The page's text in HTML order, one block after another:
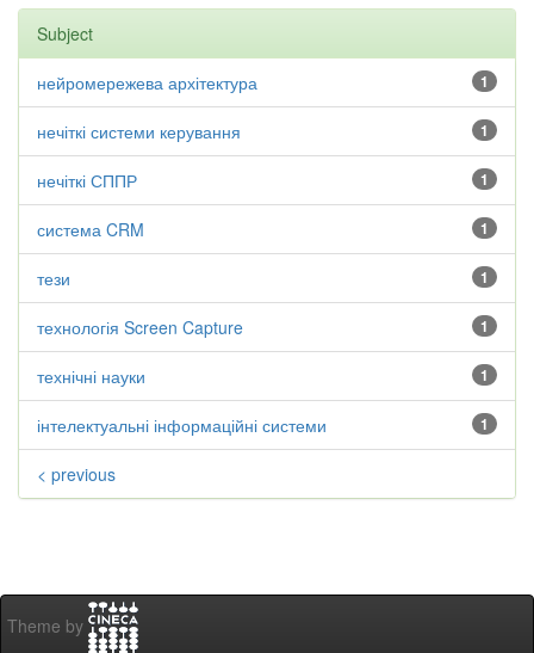
Subject
1
нейромережева архітектура
1
нечіткі системи керування
1
нечіткі СППР
1
система CRM
1
тези
1
технологія Screen Capture
1
технічні науки
1
інтелектуальні інформаційні системи
< previous
Theme by